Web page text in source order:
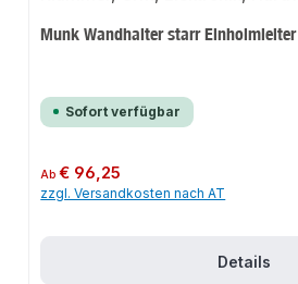
Munk Wandhalter starr Einholmleiter
Sofort verfügbar
Regulärer Preis:
Ab€ 96,25
zzgl. Versandkosten nach AT
Details